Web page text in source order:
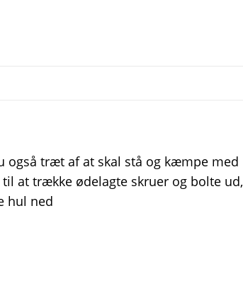
også træt af at skal stå og kæmpe med
at trække ødelagte skruer og bolte ud,
hul ned